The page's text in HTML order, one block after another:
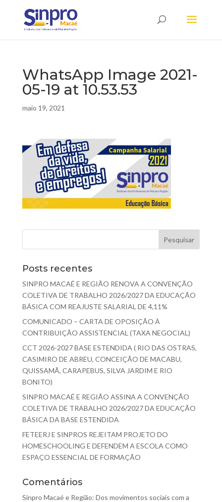
WhatsApp Image 2021-
05-19 at 10.53.53
maio 19, 2021
Posts recentes
SINPRO MACAÉ E REGIÃO RENOVA A CONVENÇÃO
COLETIVA DE TRABALHO 2026/2027 DA EDUCAÇÃO
BÁSICA COM REAJUSTE SALARIAL DE 4,11%
COMUNICADO – CARTA DE OPOSIÇÃO À
CONTRIBUIÇÃO ASSISTENCIAL (TAXA NEGOCIAL)
CCT 2026-2027 BASE ESTENDIDA ( RIO DAS OSTRAS,
CASIMIRO DE ABREU, CONCEIÇÃO DE MACABU,
QUISSAMÃ, CARAPEBUS, SILVA JARDIM E RIO
BONITO)
SINPRO MACAÉ E REGIÃO ASSINA A CONVENÇÃO
COLETIVA DE TRABALHO 2026/2027 DA EDUCAÇÃO
BÁSICA DA BASE ESTENDIDA
FETEERJ E SINPROS REJEITAM PROJETO DO
HOMESCHOOLING E DEFENDEM A ESCOLA COMO
ESPAÇO ESSENCIAL DE FORMAÇÃO
Comentários
Sinpro Macaé e Região: Dos movimentos sociais com a